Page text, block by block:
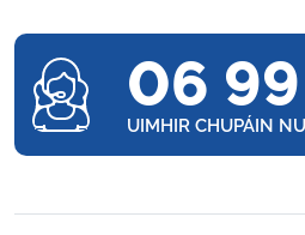
06
UIMHIR CHUPÁIN